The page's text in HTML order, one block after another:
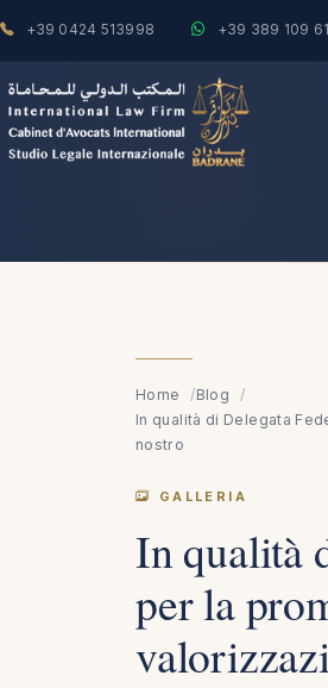
+39 0424 513998 +39 389 109
Home
Blog
In qualità di Delegata
nostro
GALLERIA
In qualità
per la